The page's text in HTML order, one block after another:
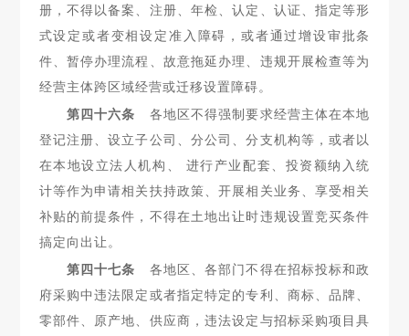
册，不得以备案、注册、 年检、认定、认证、指定等形
式设定或者变相设定准入障碍，或者通过增设审批条
件、暂停办理流程、故意拖延办理、违规开展检查等为
经营主体跨区域经营或迁移设置障碍。
第四十六条 各地区不得强制要求经营主体在本地
登记注册、设立子公司、分公司、分支机构等，或者以
在本地设立法人机构、 进行产业配套、投资额纳入统
计等作为申请相关扶持政策、开展相关业务、享受相关
补贴的前提条件，不得在土地出让时违规设置竞买条件
搞定向出让。
第四十七条 各地区、各部门不得在招标投标和政
府采购中违法限定或者指定特定的专利、商标、品牌、
零部件、原产地、供应商，违法设定与招标采购项目具